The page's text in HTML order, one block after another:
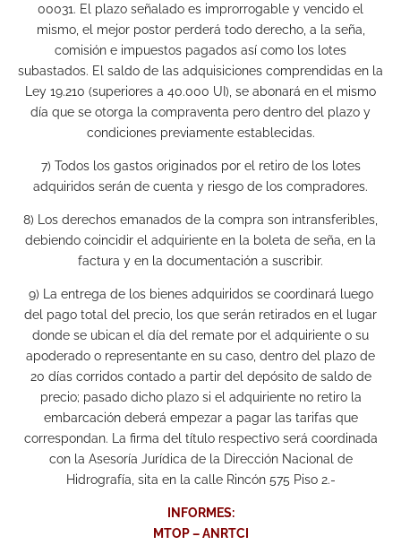
00031. El plazo señalado es improrrogable y vencido el
mismo, el mejor postor perderá todo derecho, a la seña,
comisión e impuestos pagados así como los lotes
subastados. El saldo de las adquisiciones comprendidas en la
Ley 19.210 (superiores a 40.000 UI), se abonará en el mismo
día que se otorga la compraventa pero dentro del plazo y
condiciones previamente establecidas.
7) Todos los gastos originados por el retiro de los lotes
adquiridos serán de cuenta y riesgo de los compradores.
8) Los derechos emanados de la compra son intransferibles,
debiendo coincidir el adquiriente en la boleta de seña, en la
factura y en la documentación a suscribir.
9) La entrega de los bienes adquiridos se coordinará luego
del pago total del precio, los que serán retirados en el lugar
donde se ubican el día del remate por el adquiriente o su
apoderado o representante en su caso, dentro del plazo de
20 días corridos contado a partir del depósito de saldo de
precio; pasado dicho plazo si el adquiriente no retiro la
embarcación deberá empezar a pagar las tarifas que
correspondan. La firma del título respectivo será coordinada
con la Asesoría Jurídica de la Dirección Nacional de
Hidrografía, sita en la calle Rincón 575 Piso 2.-
INFORMES:
MTOP – ANRTCI